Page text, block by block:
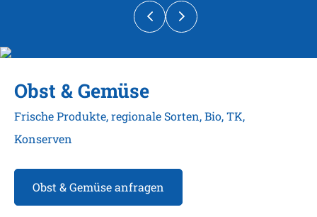
Obst & Gemüse
Frische Produkte, regionale Sorten, Bio, TK,
Konserven
Obst & Gemüse anfragen